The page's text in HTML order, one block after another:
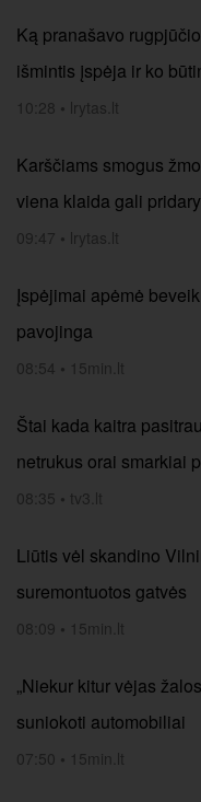
Ką pranašavo
išmintis įspėja ir ko
10:28 • lrytas.lt
Karščiams smogus
viena klaida gali
09:47 • lrytas.lt
Įspėjimai apėmė
pavojinga
08:54 • 15min.lt
Štai kada kaitra
netrukus orai smarkiai
08:35 • tv3.lt
Liūtis vėl skandino
suremontuotos gatvės
08:09 • 15min.lt
„Niekur kitur vėjas
suniokoti automobiliai
07:50 • 15min.lt